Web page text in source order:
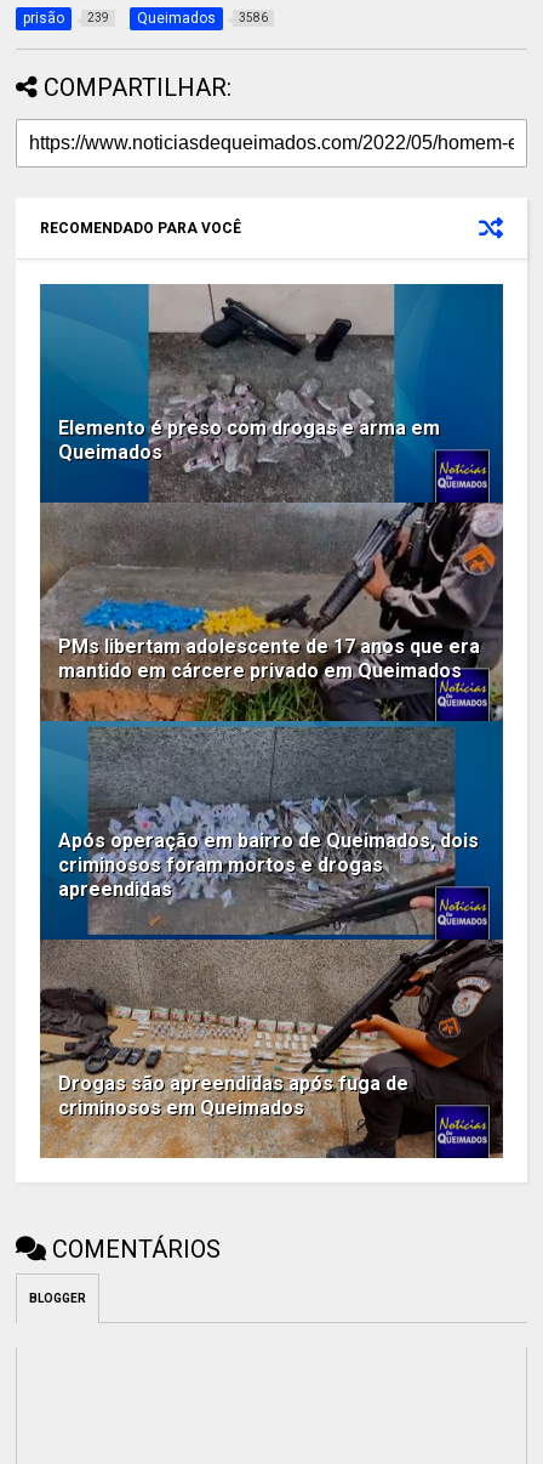
prisão 239 Queimados 3586
COMPARTILHAR:
RECOMENDADO PARA VOCÊ
Elemento é preso com drogas e arma em
Queimados
PMs libertam adolescente de 17 anos que era
mantido em cárcere privado em Queimados
Após operação em bairro de Queimados, dois
criminosos foram mortos e drogas
apreendidas
Drogas são apreendidas após fuga de
criminosos em Queimados
COMENTÁRIOS
BLOGGER